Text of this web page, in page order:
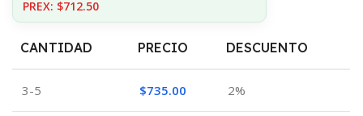
PREX: $712.50
CANTIDAD PRECIO DESCUENTO
3-5 $735.00 2%